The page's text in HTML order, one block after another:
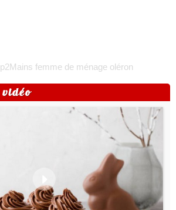
femme de ménage oléron
vidéo